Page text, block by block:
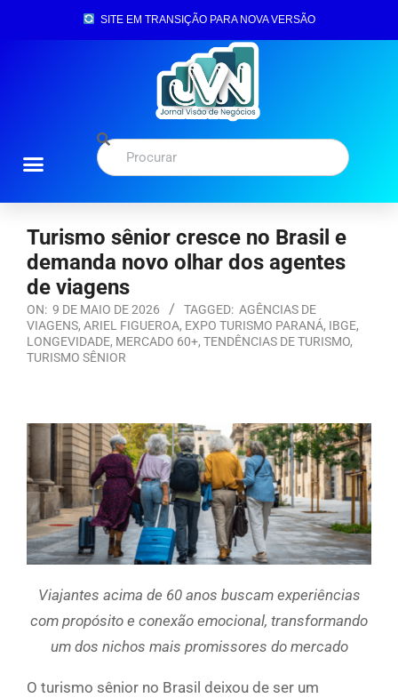
SITE EM TRANSIÇÃO PARA NOVA VERSÃO
Turismo sênior cresce no Brasil e
demanda novo olhar dos agentes
de viagens
ON: 9 DE MAIO DE 2026 TAGGED: AGÊNCIAS DE
VIAGENS, ARIEL FIGUEROA, EXPO TURISMO PARANÁ, IBGE,
LONGEVIDADE, MERCADO 60+, TENDÊNCIAS DE TURISMO,
TURISMO SÊNIOR
Viajantes acima de 60 anos buscam experiências
com propósito e conexão emocional, transformando
um dos nichos mais promissores do mercado
O turismo sênior no Brasil deixou de ser um